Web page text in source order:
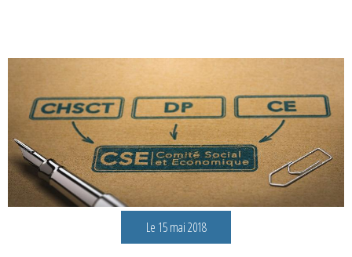
Le 15 mai 2018